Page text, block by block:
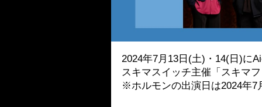
2024年7月13日(土)・14(日)に
スキマスイッチ主催「スキマ
※ホルモンの出演日は2024年7